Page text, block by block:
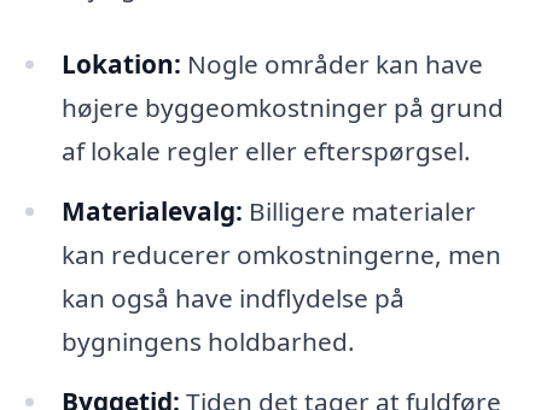
Lokation: Nogle områder kan have
højere byggeomkostninger på grund
af lokale regler eller efterspørgsel.
Materialevalg: Billigere materialer
kan reducerer omkostningerne, men
kan også have indflydelse på
bygningens holdbarhed.
Byggetid: Tiden det tager at fuldføre